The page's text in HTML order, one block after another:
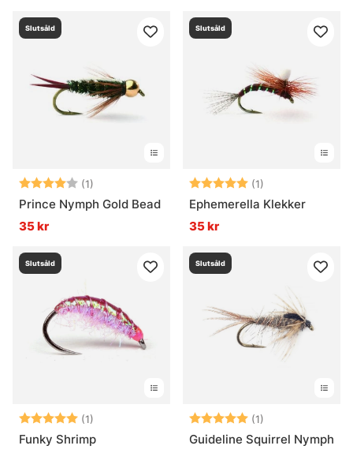
Slutsåld
Betyg: (1)
4.0 utav 5 stjärnor
Prince Nymph Gold Bead
35 kr
Slutsåld
Betyg: (1)
Ephemerella Klekker
35 kr
Slutsåld
Betyg: (1)
5.0 utav 5 stjärnor
Funky Shrimp
Slutsåld
Betyg: (1)
Guideline Squirrel Nymph